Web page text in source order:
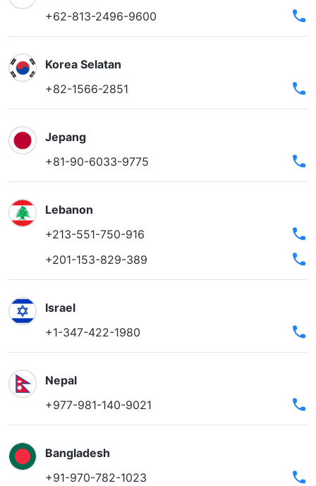
+62-813-2496-9600
Korea Selatan
+82-1566-2851
Jepang
+81-90-6033-9775
Lebanon
+213-551-750-916
+201-153-829-389
Israel
+1-347-422-1980
Nepal
+977-981-140-9021
Bangladesh
+91-970-782-1023